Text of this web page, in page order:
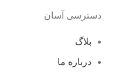
دسترسی آسان
بلاگ
درباره ما